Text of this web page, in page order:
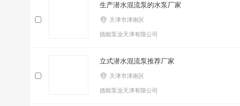
生产潜水混流泵的水泵厂家
天津市津南区
德能泵业天津有限公司
立式潜水混流泵推荐厂家
天津市津南区
德能泵业天津有限公司